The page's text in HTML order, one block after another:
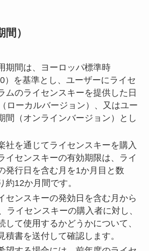
）
期間は、ヨーロッパ標準時
）を基準とし、ユーザーにライセ
ムのライセンスキーを提供した日
ローカルバージョン）、又はユー
間（オンラインバージョン）とし
社を通じてライセンスキーを購入
イセンスキーの有効期限は、ライ
発行日を含む月を1か月目と数
約12か月間です。
センスキーの発効日を含む月から
ライセンスキーの購入者に対し、
して使用するかどうかについて、
積書を送付して確認します。